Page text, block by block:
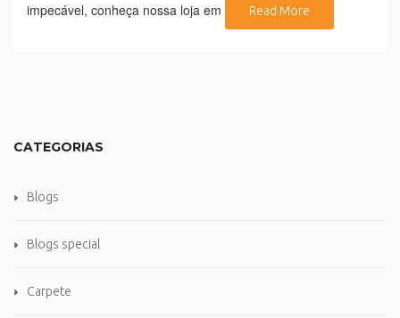
impecável, conheça nossa loja em Read More
CATEGORIAS
Blogs
Blogs special
Carpete